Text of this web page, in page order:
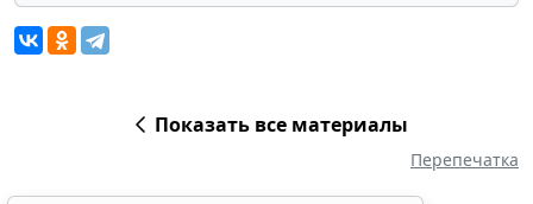
Показать все материалы
Перепечатка